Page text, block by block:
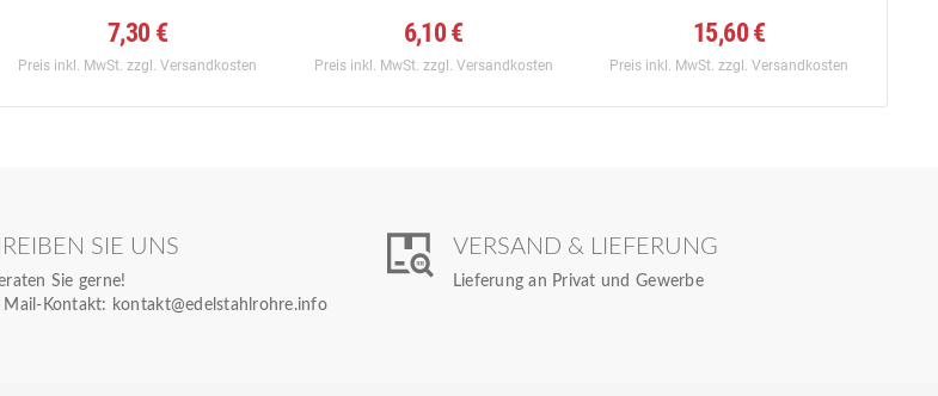
7,30 €
Preis inkl. MwSt.zzgl. Versandkosten
6,10 €
Preis inkl. MwSt. zzgl. Versandkosten
15,60 €
Preis inkl. MwSt.zzgl. Versandkosten
SIE UNS
Sie gerne!
Mail-Kontakt: kontakt@edelstahlrohre.info
VERSAND & LIEFERUNG
Lieferung an Privat und Gewerbe